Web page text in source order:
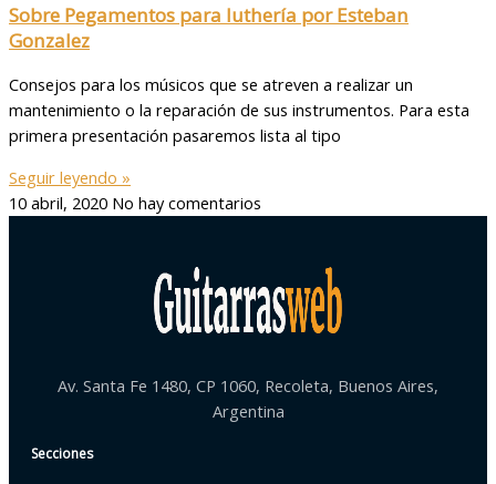
Sobre Pegamentos para luthería por Esteban
Gonzalez
Consejos para los músicos que se atreven a realizar un
mantenimiento o la reparación de sus instrumentos. Para esta
primera presentación pasaremos lista al tipo
Seguir leyendo »
10 abril, 2020 No hay comentarios
Av. Santa Fe 1480, CP 1060, Recoleta, Buenos Aires,
Argentina
Secciones